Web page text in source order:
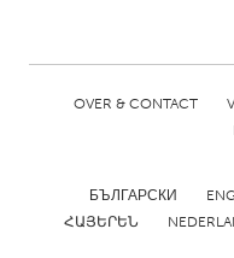
NETHERLANDS
OVER & CONTACT
БЪЛГАРСКИ
ՀԱՅԵՐԵՆ